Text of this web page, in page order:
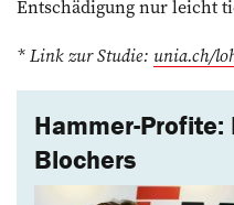
Entschädigung nur leicht
* Link zur Studie: unia.ch/
Hammer-
­Blochers